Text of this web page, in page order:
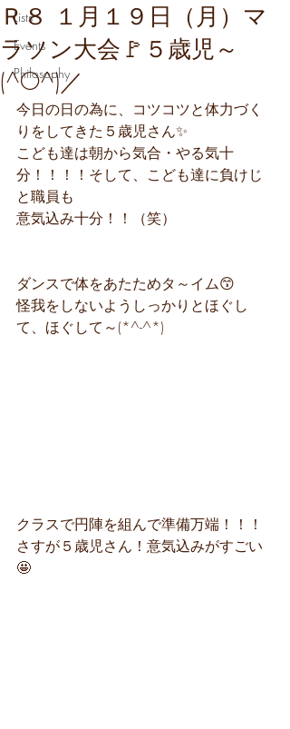
Lists
Events
Philosophy
Ｒ８ １月１９日（月）マ
ラソン大会🚩５歳児～
(^O^)／
今日の日の為に、コツコツと体力づく
りをしてきた５歳児さん✨
こども達は朝から気合・やる気十
分！！！！そして、こども達に負けじ
と職員も
意気込み十分！！（笑）
ダンスで体をあたためタ～イム😙
怪我をしないようしっかりとほぐし
て、ほぐして～(*^-^*)
クラスで円陣を組んで準備万端！！！
さすが５歳児さん！意気込みがすごい
🤩